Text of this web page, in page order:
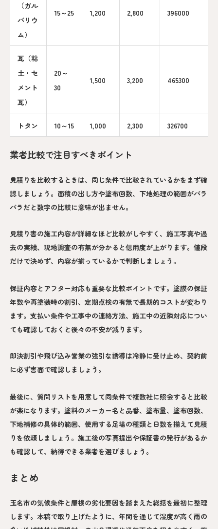
（ガル
バリウ
ム）
15～25 1,200 2,800 396000
瓦（粘
土・セ
メント
瓦）
20～
30
1,500 3,200 465300
トタン 10～15 1,000 2,300 326700
業者比較で注目すべきポイント
見積りを比較するときは、同じ条件で比較されているかをまず確
認しましょう。面積の出し方や塗布回数、下地処理の範囲がバラ
バラだと数字の比較に意味が出ません。
見積り書の施工内容が詳細なほど比較がしやすく、施工写真や過
去の実績、現地調査の有無が分かると信用度が上がります。値段
だけで決めず、内容が揃っているかで判断しましょう。
保証内容とアフター対応も重要な比較ポイントです。塗膜の保証
年数や再塗装時の割引、定期点検の有無で長期的コストが変わり
ます。支払い条件や工事中の連絡方法、施工中の近隣対応につい
ても確認しておくと後々の不安が減ります。
即決割引や飛び込み営業の強引な誘導は冷静に受け止め、契約前
に必ず書面で確認しましょう。
最後に、質問リストを用意して同条件で複数社に照会すると比較
が楽になります。塗料のメーカー名と品番、塗布量、塗布回数、
下地補修の具体的範囲、使用する足場の種類と日数を揃えて見積
りを依頼しましょう。施工後の写真提出や保証書の発行があるか
も確認して、納得できる業者を選びましょう。
まとめ
玉名市の気候条件と屋根の劣化要因を踏まえた総括を最初に整理
します。本稿で取り上げたように、年間を通じて湿度が高く雨の